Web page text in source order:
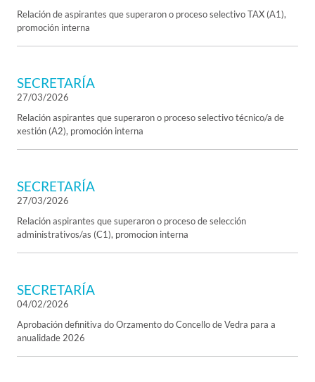
Relación de aspirantes que superaron o proceso selectivo TAX (A1),
promoción interna
SECRETARÍA
27/03/2026
Relación aspirantes que superaron o proceso selectivo técnico/a de
xestión (A2), promoción interna
SECRETARÍA
27/03/2026
Relación aspirantes que superaron o proceso de selección
administrativos/as (C1), promocion interna
SECRETARÍA
04/02/2026
Aprobación definitiva do Orzamento do Concello de Vedra para a
anualidade 2026